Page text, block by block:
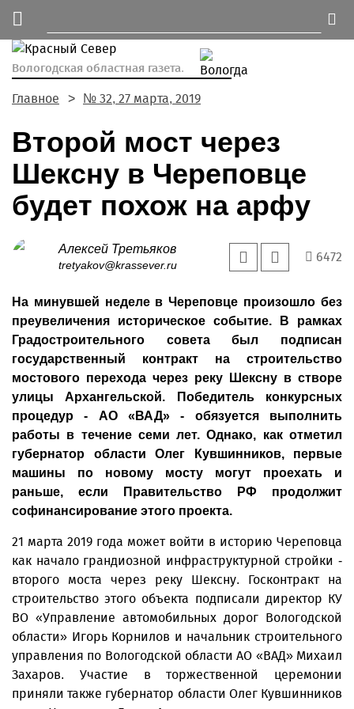
Вологодская областная газета.
Главное № 32, 27 марта, 2019
Второй мост через
Шексну в Череповце
будет похож на арфу
Алексей Третьяков
tretyakov@krassever.ru
6472
На минувшей неделе в Череповце произошло без
преувеличения историческое событие. В рамках
Градостроительного совета был подписан
государственный контракт на строительство
мостового перехода через реку Шексну в створе
улицы Архангельской. Победитель конкурсных
процедур - АО «ВАД» - обязуется выполнить
работы в течение семи лет. Однако, как отметил
губернатор области Олег Кувшинников, первые
машины по новому мосту могут проехать и
раньше, если Правительство РФ продолжит
софинансирование этого проекта.
21 марта 2019 года может войти в историю Череповца
как начало грандиозной инфраструктурной стройки -
второго моста через реку Шексну. Госконтракт на
строительство этого объекта подписали директор КУ
ВО «Управление автомобильных дорог Вологодской
области» Игорь Корнилов и начальник строительного
управления по Вологодской области АО «ВАД» Михаил
Захаров. Участие в торжественной церемонии
приняли также губернатор области Олег Кувшинников